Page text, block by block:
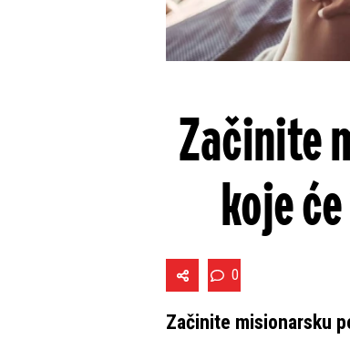
Začinite
koje
0
Začinite misionarsku